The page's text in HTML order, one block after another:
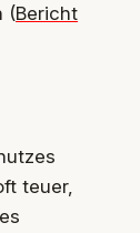
(Bericht
teuer,